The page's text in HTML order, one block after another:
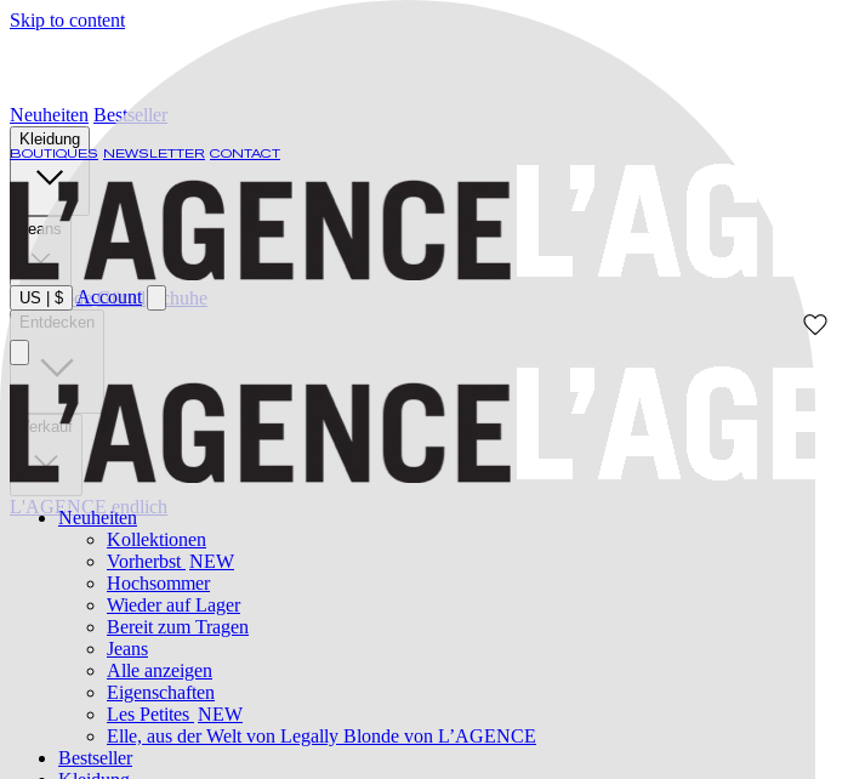
Skip to content
BOUTIQUES NEWSLETTER CONTACT
US $ Account
Neuheiten
Kollektionen
Vorherbst NEW
Hochsommer
Wieder auf Lager
Bereit zum Tragen
Jeans
Alle anzeigen
Eigenschaften
Les Petites NEW
Elle, aus der Welt von Legally Blonde von L’AGENCE
Bestseller
Neuheiten Bestseller
Kleidung
Jeans
Bademode Gürtel Schuhe
Entdecken
Verkauf
L'AGENCE endlich